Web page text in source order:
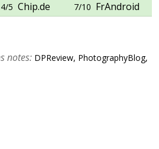
4/5 Chip.de 7/10 FrAndroid
notes: DPReview, PhotographyBlog,